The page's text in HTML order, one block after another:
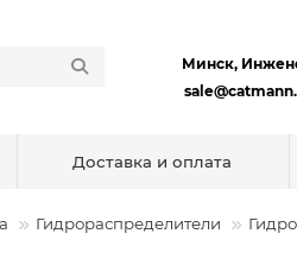
Минск,
Доставка и оплата
Гидрораспределители